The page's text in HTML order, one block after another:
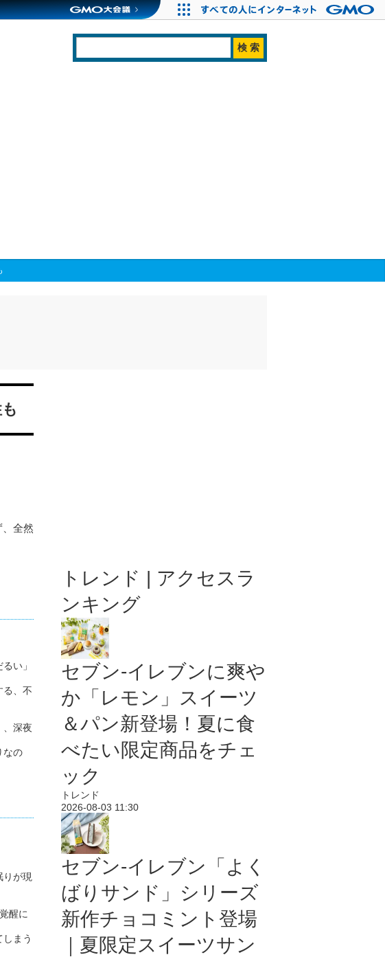
全然
い」
る、不
、深夜
なの
が現
醒に
まう
トレンド | アクセスラ
ンキング
セブン‐イレブンに爽や
か「レモン」スイーツ
＆パン新登場！夏に食
べたい限定商品をチェ
ック
トレンド
2026-08-03 11:30
セブン‐イレブン「よく
ばりサンド」シリーズ
新作チョコミント登場
｜夏限定スイーツサン